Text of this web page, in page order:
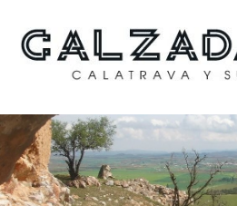
Calzada de
su